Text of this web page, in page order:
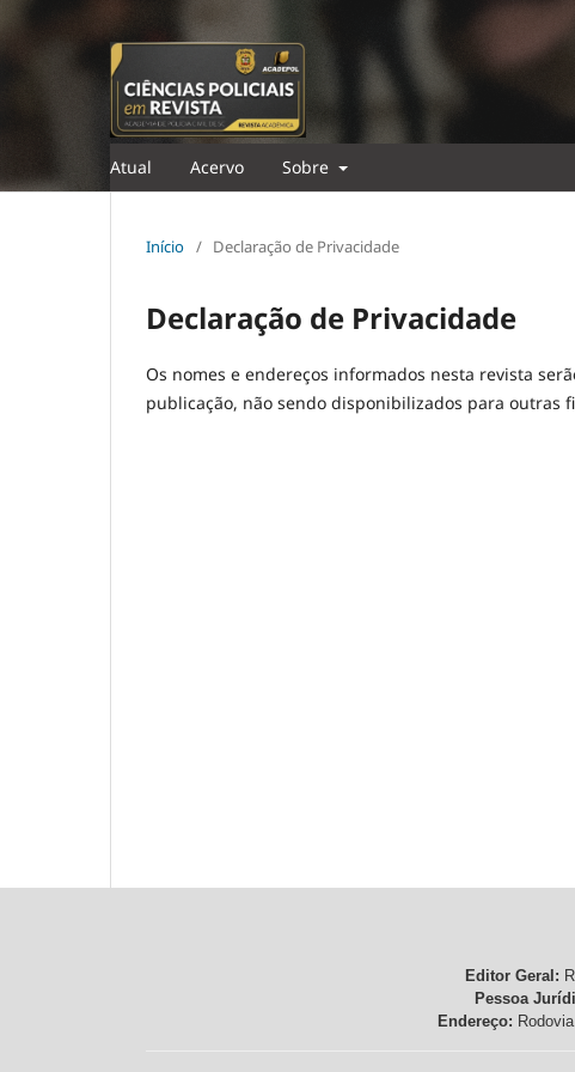
Atual Acervo Sobre
Início / Declaração de Privacidade
Declaração de Privacidade
Os nomes e endereços informados nesta revista
publicação, não sendo disponibilizados para outras
Editor Geral:
Pessoa
Endereço: